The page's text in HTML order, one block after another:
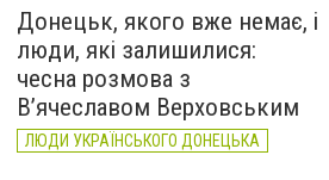
Донецьк, якого вже немає, і
люди, які залишилися:
чесна розмова з
В’ячеславом Верховським
ЛЮДИ УКРАЇНСЬКОГО ДОНЕЦЬКА